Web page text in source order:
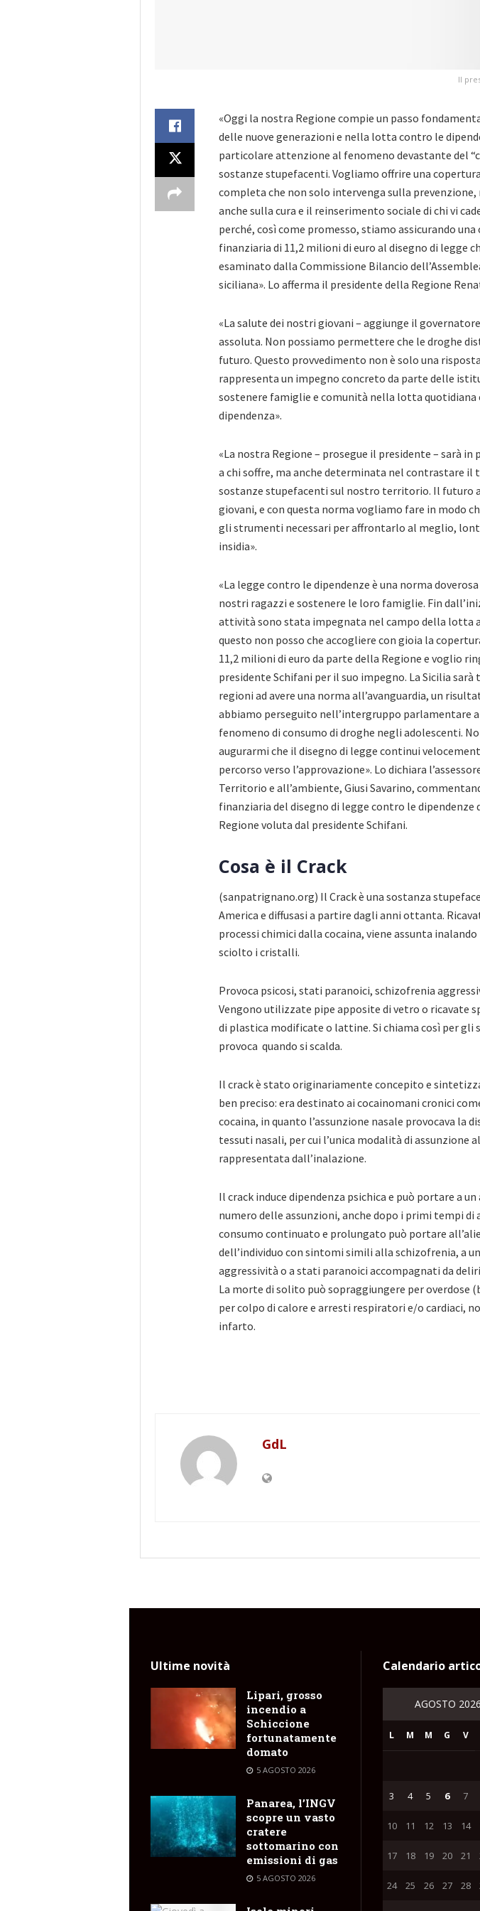
Il
«Oggi la nostra Regione compie un passo
delle nuove generazioni e nella lotta contro le
particolare attenzione al fenomeno devastante del
sostanze stupefacenti. Vogliamo offrire una
completa che non solo intervenga sulla prevenzione,
anche sulla cura e il reinserimento sociale di chi vi
perché, così come promesso, stiamo assicurando
finanziaria di 11,2 milioni di euro al disegno di legge
esaminato dalla Commissione Bilancio
siciliana». Lo afferma il presidente della Regione
«La salute dei nostri giovani – aggiunge il
assoluta. Non possiamo permettere che le droghe
futuro. Questo provvedimento non è solo una
rappresenta un impegno concreto da parte delle
sostenere famiglie e comunità nella lotta quotidiana
dipendenza».
«La nostra Regione – prosegue il presidente – sarà in
a chi soffre, ma anche determinata nel contrastare il
sostanze stupefacenti sul nostro territorio. Il futuro
giovani, e con questa norma vogliamo fare in modo
gli strumenti necessari per affrontarlo al meglio,
insidia».
«La legge contro le dipendenze è una norma
nostri ragazzi e sostenere le loro famiglie. Fin
attività sono stata impegnata nel campo della lotta
questo non posso che accogliere con gioia la
11,2 milioni di euro da parte della Regione e voglio
presidente Schifani per il suo impegno. La Sicilia sarà
regioni ad avere una norma all’avanguardia, un
abbiamo perseguito nell’intergruppo parlamentare
fenomeno di consumo di droghe negli adolescenti.
augurarmi che il disegno di legge continui
percorso verso l’approvazione». Lo dichiara
Territorio e all’ambiente, Giusi Savarino,
finanziaria del disegno di legge contro le dipendenze
Regione voluta dal presidente Schifani.
Cosa è il Crack
(sanpatrignano.org) Il Crack è una sostanza
America e diffusasi a partire dagli anni ottanta.
processi chimici dalla cocaina, viene assunta
sciolto i cristalli.
Provoca psicosi, stati paranoici, schizofrenia
Vengono utilizzate pipe apposite di vetro o ricavate
di plastica modificate o lattine. Si chiama così per gli
provoca quando si scalda.
Il crack è stato originariamente concepito e
ben preciso: era destinato ai cocainomani cronici
cocaina, in quanto l’assunzione nasale provocava la
tessuti nasali, per cui l’unica modalità di assunzione
rappresentata dall’inalazione.
Il crack induce dipendenza psichica e può portare a
numero delle assunzioni, anche dopo i primi tempi di
consumo continuato e prolungato può portare
dell’individuo con sintomi simili alla schizofrenia, a
aggressività o a stati paranoici accompagnati da
La morte di solito può sopraggiungere per overdose
per colpo di calore e arresti respiratori e/o cardiaci,
infarto.
GdL
Ultime novità
Lipari, grosso
incendio a
Schiccione
fortunatamente
domato
5 AGOSTO 2026
Panarea, l’INGV
scopre un vasto
cratere
sottomarino con
emissioni di gas
5 AGOSTO 2026
Calendario
AGOSTO 2026
L M M G V
3 4 5 6 7
10 11 12 13 14
17 18 19 20 21
24 25 26 27 28